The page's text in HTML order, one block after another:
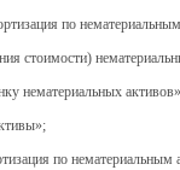
по
стоимости)
нематериальных
по нематериальным